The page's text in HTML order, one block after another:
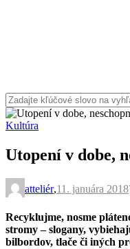
Kultúra
Utopení v dobe,
atteliér,11. januára 2018
Recyklujme, nosme
stromy – slogany,
bilbordov, tlače či iných